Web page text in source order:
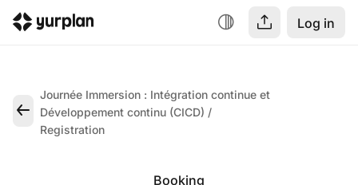
Log in
Journée Immersion : Intégration continue et
Développement continu (CICD)
Registration